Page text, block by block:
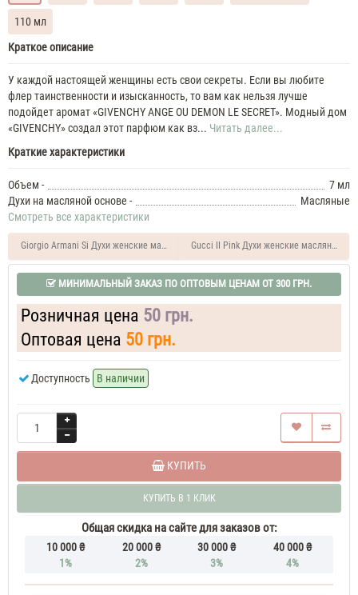
110 мл
Givenchy
ou
Demon
Le
Secret
женские
7
MLGivenchy
Ange
ou
Demon
Le
35
Духи
женскиеGivenchy
Le
37
Духи
Givenchy
Краткое описание
У каждой настоящей женщины есть свои секреты. Если вы любите
флер таинственности и изысканность, то вам как нельзя лучше
подойдет аромат «GIVENCHY ANGE OU DEMON LE SECRET». Модный дом
«GIVENCHY» создал этот парфюм как вз... Читать далее...
Краткие характеристики
Объем -
7 мл
Духи на масляной основе -
Масляные
Смотреть все характеристики
Giorgio Armani Si Духи женские масляные 7 MLGucci II Pink Духи женские масляные 7
МИНИМАЛЬНЫЙ ЗАКАЗ ПО ОПТОВЫМ ЦЕНАМ ОТ 300 ГРН.
Розничная цена 50 грн.
Оптовая цена 50 грн.
Доступность В наличии
КУПИТЬ
КУПИТЬ В 1 КЛИК
Общая скидка на сайте для заказов от:
10 000 ₴
1%
20 000 ₴
2%
30 000 ₴
3%
40 000 ₴
4%